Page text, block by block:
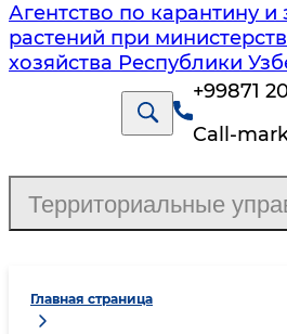
Агентство по карантину и
растений при
хозяйства Республики
+99871
Call-
Главная страница
Территориальные